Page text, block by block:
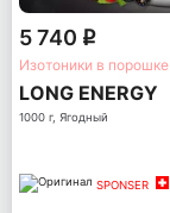
5 740 q
Изотоники в порошке
LONG ENERGY
1000 г, Ягодный
SPONSER